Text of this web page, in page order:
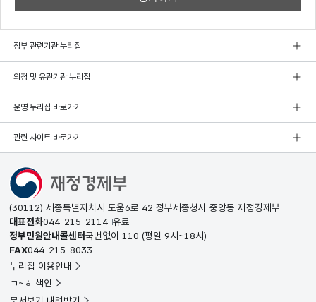
정부 관련기관 누리집
외청 및 유관기관 누리집
운영 누리집 바로가기
관련 사이트 바로가기
(30112) 세종특별자치시 도움6로 42 정부세종청사 중앙동 재정경제부
대표전화044-215-2114 유료
정부민원안내콜센터국번없이 110 (평일 9시~18시)
FAX044-215-8033
누리집 이용안내
ㄱ~ㅎ 색인